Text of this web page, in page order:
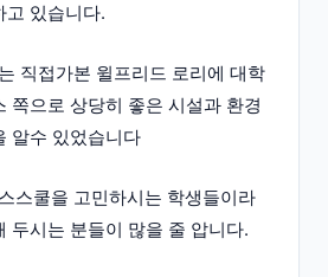
고 있습니다.
직접가본 윌프리드 로리에 대학
쪽으로 상당히 좋은 시설과 환경
알수 있었습니다
스쿨을 고민하시는 학생들이라
두시는 분들이 많을 줄 압니다.